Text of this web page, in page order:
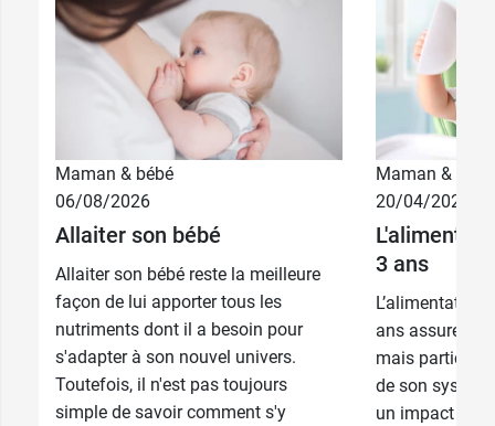
Maman & bébé
06/08/2026
Allaiter son bébé
Allaiter son bébé reste la meilleure
façon de lui apporter tous les
nutriments dont il a besoin pour
s'adapter à son nouvel univers.
Toutefois, il n'est pas toujours
simple de savoir comment s'y
Maman & bébé
20/04/2026
3 ans
L’alimentation
ans assure
mais participe
de son
un impact sur